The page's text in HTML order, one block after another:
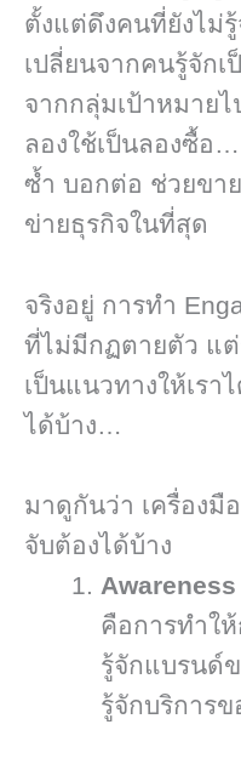
ตั้งแต่ดึงคนที่ยังไม่รู้
เปลี่ยนจากคนรู้จัก
จากกลุ่มเป้าหมาย
ลองใช้เป็นลองซื้อ
ซ้ำ บอกต่อ ช่วยขา
ข่ายธุรกิจในที่สุด
จริงอยู่ การทำ
ที่ไม่มีกฏตายตัว แต่
เป็นแนวทางให้เรา
ได้บ้าง…
มาดูกันว่า เครื่องมื
จับต้องได้บ้าง
คือการทำให้
รู้จักแบรนด์ข
รู้จักบริการข